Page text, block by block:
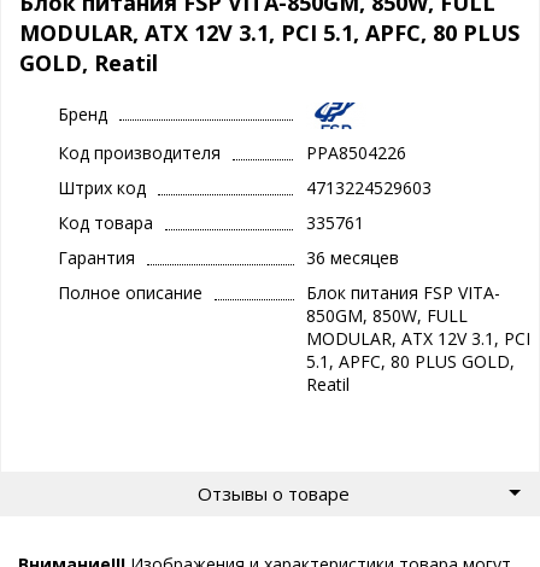
MODULAR, ATX 12V 3.1, PCI 5.1, APFC, 80 PLUS
GOLD, Reatil
Бренд
Код производителя
PPA8504226
Штрих код
4713224529603
Код товара
335761
Гарантия
36 месяцев
Полное описание
Блок питания FSP VITA-
850GM, 850W, FULL
MODULAR, ATX 12V 3.1, PCI
5.1, APFC, 80 PLUS GOLD,
Reatil
Отзывы о товаре